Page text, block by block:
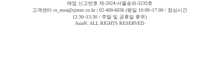
매업 신고번호 제-2024-서울송파-3233호
고객센터 cs_moa@sjmnc.co.kr | 02-400-6036 (평일 10:00~17:00 / 점심시간
12:30~13:30 / 주말 및 공휴일 휴무)
AsiaN. ALL RIGHTS RESERVED